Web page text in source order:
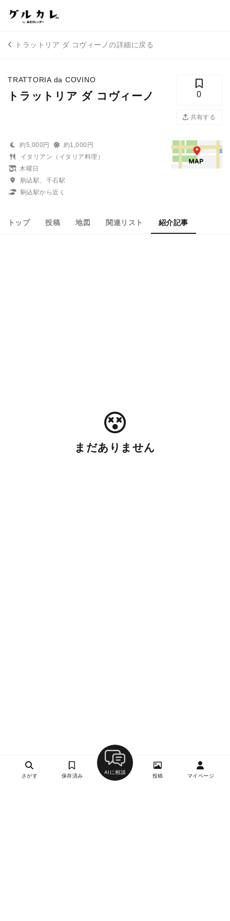
トラットリア ダ コヴィーノの詳細に戻る
TRATTORIA da COVINO
トラットリア ダ コヴィーノ 0
共有する
約5,000円
約1,000円
イタリアン（イタリア料理）
木曜日
駒込駅、千石駅
駒込駅から近く
トップ 投稿 地図 関連リスト 紹介記事
まだありません
さがす 保存済み
AIに相談
投稿 マイページ